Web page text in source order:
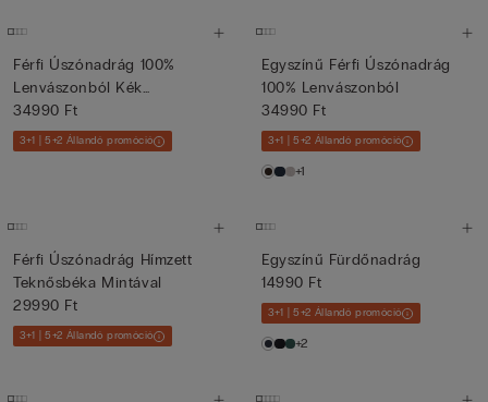
Férfi Úszónadrág 100%
Lenvászonból Kék
Virágmintáv...
34990 Ft
3+1 | 5+2 Állandó promóció
Egyszínű Férfi Úszónadrág
100% Lenvászonból
34990 Ft
3+1 | 5+2 Állandó promóció
+1
Férfi Úszónadrág Hímzett
Teknősbéka Mintával
29990 Ft
3+1 | 5+2 Állandó promóció
Egyszínű Fürdőnadrág
14990 Ft
3+1 | 5+2 Állandó promóció
+2